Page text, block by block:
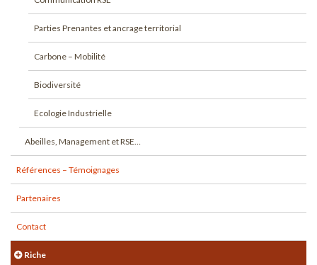
Parties Prenantes et ancrage territorial
Carbone – Mobilité
Biodiversité
Ecologie Industrielle
Abeilles, Management et RSE…
Références – Témoignages
Partenaires
Contact
Riche